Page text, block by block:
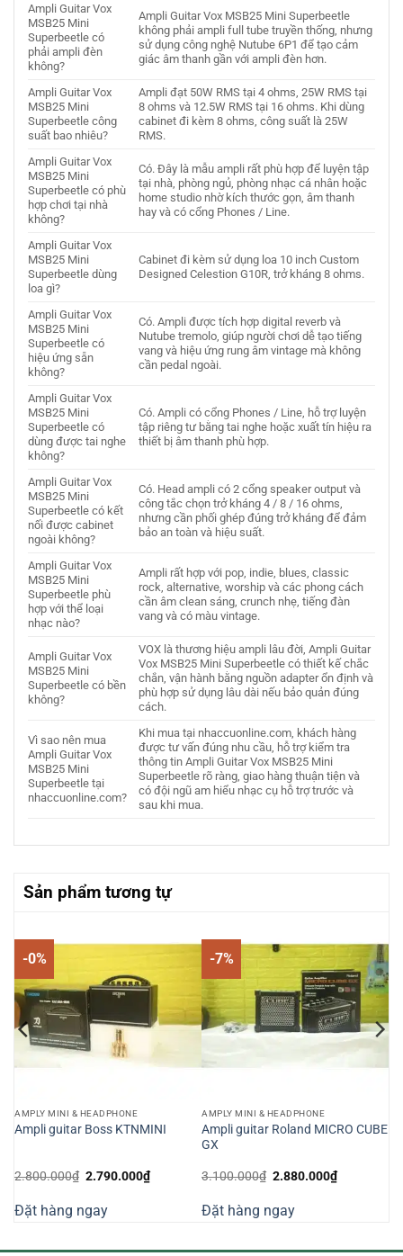
Ampli Guitar Vox
MSB25 Mini
Superbeetle có
phải ampli đèn
không?
Ampli Guitar Vox MSB25 Mini Superbeetle
không phải ampli full tube truyền thống, nhưng
sử dụng công nghệ Nutube 6P1 để tạo cảm
giác âm thanh gần với ampli đèn hơn.
Ampli Guitar Vox
MSB25 Mini
Superbeetle công
suất bao nhiêu?
Ampli đạt 50W RMS tại 4 ohms, 25W RMS tại
8 ohms và 12.5W RMS tại 16 ohms. Khi dùng
cabinet đi kèm 8 ohms, công suất là 25W
RMS.
Ampli Guitar Vox
MSB25 Mini
Superbeetle có phù
hợp chơi tại nhà
không?
Có. Đây là mẫu ampli rất phù hợp để luyện tập
tại nhà, phòng ngủ, phòng nhạc cá nhân hoặc
home studio nhờ kích thước gọn, âm thanh
hay và có cổng Phones / Line.
Ampli Guitar Vox
MSB25 Mini
Superbeetle dùng
loa gì?
Cabinet đi kèm sử dụng loa 10 inch Custom
Designed Celestion G10R, trở kháng 8 ohms.
Ampli Guitar Vox
MSB25 Mini
Superbeetle có
hiệu ứng sẵn
không?
Có. Ampli được tích hợp digital reverb và
Nutube tremolo, giúp người chơi dễ tạo tiếng
vang và hiệu ứng rung âm vintage mà không
cần pedal ngoài.
Ampli Guitar Vox
MSB25 Mini
Superbeetle có
dùng được tai nghe
không?
Có. Ampli có cổng Phones / Line, hỗ trợ luyện
tập riêng tư bằng tai nghe hoặc xuất tín hiệu ra
thiết bị âm thanh phù hợp.
Ampli Guitar Vox
MSB25 Mini
Superbeetle có kết
nối được cabinet
ngoài không?
Có. Head ampli có 2 cổng speaker output và
công tắc chọn trở kháng 4 / 8 / 16 ohms,
nhưng cần phối ghép đúng trở kháng để đảm
bảo an toàn và hiệu suất.
Ampli Guitar Vox
MSB25 Mini
Superbeetle phù
hợp với thể loại
nhạc nào?
Ampli rất hợp với pop, indie, blues, classic
rock, alternative, worship và các phong cách
cần âm clean sáng, crunch nhẹ, tiếng đàn
vang và có màu vintage.
Ampli Guitar Vox
MSB25 Mini
Superbeetle có bền
không?
VOX là thương hiệu ampli lâu đời, Ampli Guitar
Vox MSB25 Mini Superbeetle có thiết kế chắc
chắn, vận hành bằng nguồn adapter ổn định và
phù hợp sử dụng lâu dài nếu bảo quản đúng
cách.
Vì sao nên mua
Ampli Guitar Vox
MSB25 Mini
Superbeetle tại
nhaccuonline.com?
Khi mua tại nhaccuonline.com, khách hàng
được tư vấn đúng nhu cầu, hỗ trợ kiểm tra
thông tin Ampli Guitar Vox MSB25 Mini
Superbeetle rõ ràng, giao hàng thuận tiện và
có đội ngũ am hiểu nhạc cụ hỗ trợ trước và
sau khi mua.
Sản phẩm tương tự
-0%
AMPLY MINI & HEADPHONE
Ampli guitar Boss KTNMINI
2.800.000₫ Giá
2.800.000₫.
2.790.000₫Giá
hiện
2.790.000₫.
Đặt hàng ngay
-7%
AMPLY MINI & HEADPHONE
Ampli guitar Roland MICRO CUBE
GX
3.100.000₫ Giá
3.100.000₫.
2.880.000₫Giá
hiện
Đặt hàng ngay